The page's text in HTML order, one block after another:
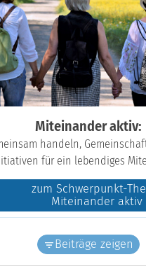
Miteinander aktiv:
handeln,
für ein lebendiges
zum Schwerpunkt-
Miteinander aktiv
Beiträge zeigen